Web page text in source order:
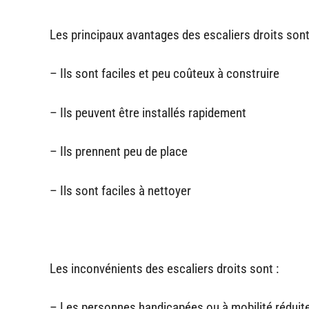
Les principaux avantages des escaliers droits
– Ils sont faciles et peu coûteux à construire
– Ils peuvent être installés rapidement
– Ils prennent peu de place
– Ils sont faciles à nettoyer
Les inconvénients des escaliers droits sont :